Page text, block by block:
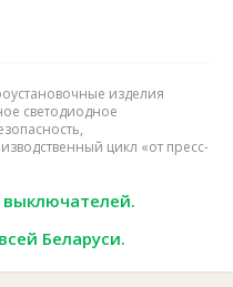
изделия
светодиодное
цикл «от пресс-
Беларуси.